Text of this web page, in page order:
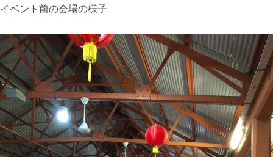
イベント前の会場の様子